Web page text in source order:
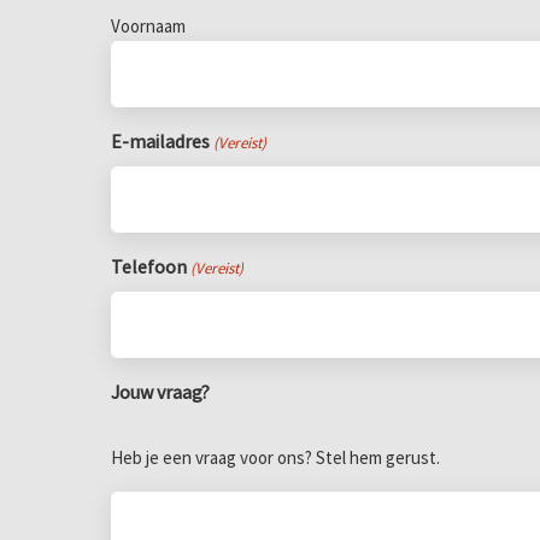
Voornaam
E-mailadres (Vereist)
Telefoon (Vereist)
Jouw vraag?
Heb je een vraag voor ons? Stel hem gerust.